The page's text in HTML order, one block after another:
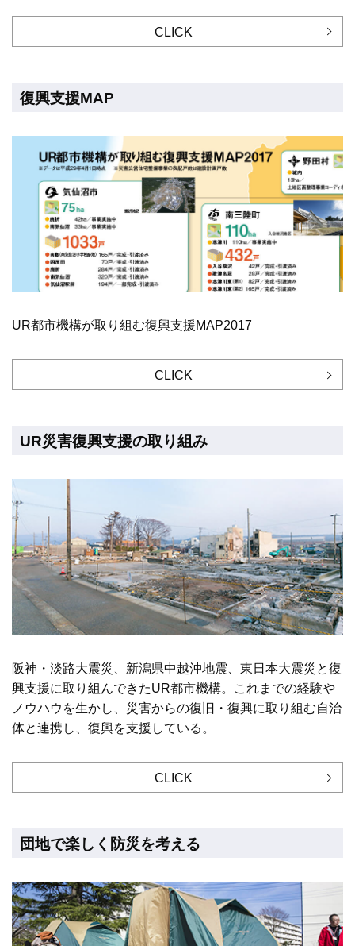
CLICK
復興支援MAP
UR都市機構が取り組む復興支援MAP2017
CLICK
UR災害復興支援の取り組み
阪神・淡路大震災、新潟県中越沖地震、東日本大震災と復
興支援に取り組んできたUR都市機構。これまでの経験や
ノウハウを生かし、災害からの復旧・復興に取り組む自治
体と連携し、復興を支援している。
CLICK
団地で楽しく防災を考える